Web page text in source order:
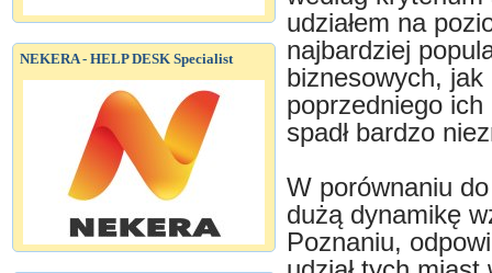
NEKERA - HELP DESK Specialist
udziałem na
najbardziej
biznesowych,
poprzedniego ich
spadł bardzo
W porównaniu
dużą dynamikę
Poznaniu,